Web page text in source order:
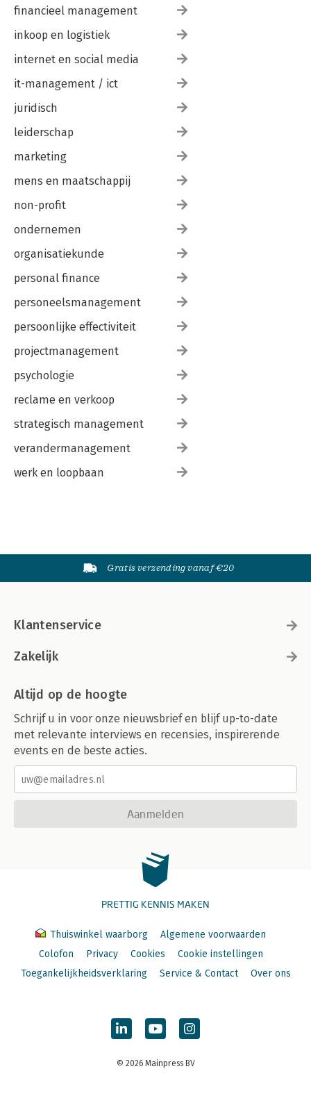
financieel management
inkoop en logistiek
internet en social media
it-management / ict
juridisch
leiderschap
marketing
mens en maatschappij
non-profit
ondernemen
organisatiekunde
personal finance
personeelsmanagement
persoonlijke effectiviteit
projectmanagement
psychologie
reclame en verkoop
strategisch management
verandermanagement
werk en loopbaan
Gratis verzending vanaf €20
Klantenservice
Zakelijk
Altijd op de hoogte
Schrijf u in voor onze nieuwsbrief en blijf up-to-date
met relevante interviews en recensies, inspirerende
events en de beste acties.
Aanmelden
PRETTIG KENNIS MAKEN
Thuiswinkel waarborg
Algemene voorwaarden
Colofon
Privacy Cookies
Cookie instellingen
Toegankelijkheidsverklaring
Service & Contact Over ons
© 2026 Mainpress BV